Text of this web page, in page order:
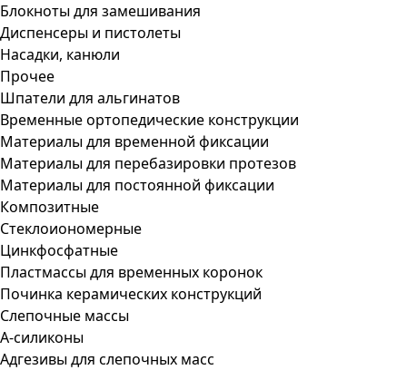
Блокноты для замешивания
Диспенсеры и пистолеты
Насадки, канюли
Прочее
Шпатели для альгинатов
Временные ортопедические конструкции
Материалы для временной фиксации
Материалы для перебазировки протезов
Материалы для постоянной фиксации
Композитные
Стеклоиономерные
Цинкфосфатные
Пластмассы для временных коронок
Починка керамических конструкций
Слепочные массы
А-силиконы
Адгезивы для слепочных масс